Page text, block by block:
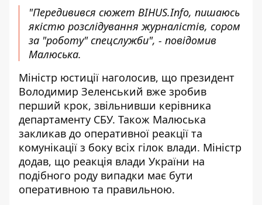
"Передивився сюжет BIHUS.Info, пишаюсь
якістю розслідування журналістів, сором
за "роботу" спецслужби", - повідомив
Малюська.
Міністр юстиції наголосив, що президент
Володимир Зеленський вже зробив
перший крок, звільнивши керівника
департаменту СБУ. Також Малюська
закликав до оперативної реакції та
комунікації з боку всіх гілок влади. Міністр
додав, що реакція влади України на
подібного роду випадки має бути
оперативною та правильною.